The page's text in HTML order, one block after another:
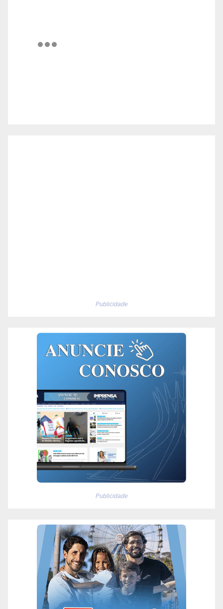
Publicidade
Publicidade